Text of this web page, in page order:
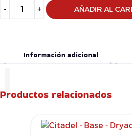
- + AÑADIR AL
Alternative:
Información adicional
Productos relacionados